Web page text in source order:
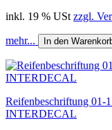
inkl. 19 % USt zzgl.
mehr... In den
Reifenbeschriftung 01-
INTERDECAL